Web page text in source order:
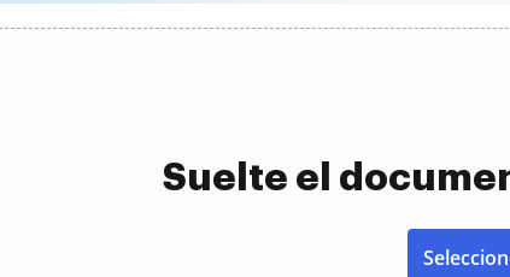
Suelte el